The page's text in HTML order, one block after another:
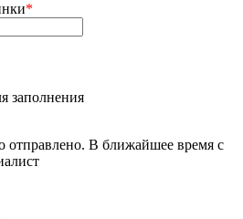
*
заполнения
В ближайшее время с